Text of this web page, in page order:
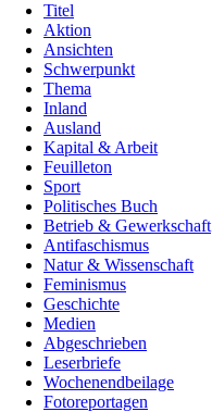
Titel
Aktion
Ansichten
Schwerpunkt
Thema
Inland
Ausland
Kapital & Arbeit
Feuilleton
Sport
Politisches Buch
Betrieb & Gewerkschaft
Antifaschismus
Natur & Wissenschaft
Feminismus
Geschichte
Medien
Abgeschrieben
Leserbriefe
Wochenendbeilage
Fotoreportagen